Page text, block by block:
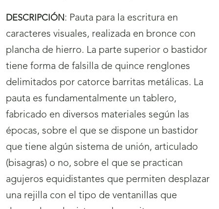
DESCRIPCIÓN: Pauta para la escritura en
caracteres visuales, realizada en bronce con
plancha de hierro. La parte superior o bastidor
tiene forma de falsilla de quince renglones
delimitados por catorce barritas metálicas. La
pauta es fundamentalmente un tablero,
fabricado en diversos materiales según las
épocas, sobre el que se dispone un bastidor
que tiene algún sistema de unión, articulado
(bisagras) o no, sobre el que se practican
agujeros equidistantes que permiten desplazar
una rejilla con el tipo de ventanillas que